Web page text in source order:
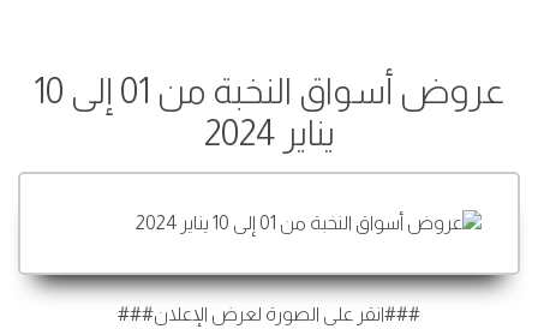
عروض أسواق النخبة من 01 إلى 10
يناير 2024
###انقر على الصورة لعرض الإعلان###